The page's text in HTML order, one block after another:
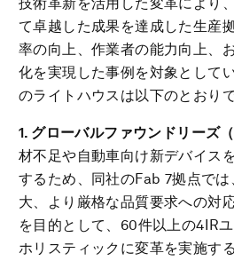
て卓越した成果を達成した生産
率の向上、作業者の能力向上、
化を実現した事例を対象として
のライトハウスは以下のとおりで
1. グローバルファウンドリーズ
材不足や自動車向け新デバイス
するため、同社のFab 7拠点で
大、より厳格な品質要求への対
を目的として、60件以上の4IR
ホリスティックに変革を実施す